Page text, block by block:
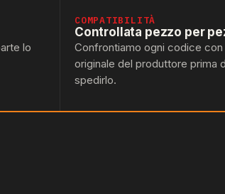
lo
COMPATIBILITÀ
Controllata pezzo per
Confrontiamo ogni codice con
originale del produttore prima
spedirlo.